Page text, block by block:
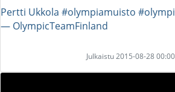
Pertti Ukkola #olympiamuisto
― OlympicTeamFinland
Julkaistu 2015-08-28